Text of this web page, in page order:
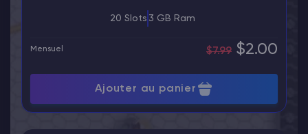
20 Slots 3 GB Ram
Mensuel $7.99 $2.00
Ajouter au panier